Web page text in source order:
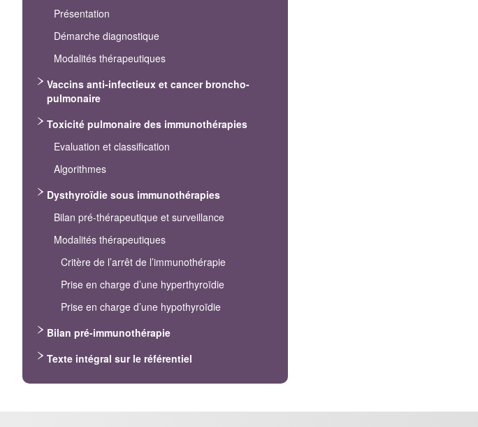
Présentation
Démarche diagnostique
Modalités thérapeutiques
Vaccins anti-infectieux et cancer broncho-
pulmonaire
Toxicité pulmonaire des immunothérapies
Evaluation et classification
Algorithmes
Dysthyroïdie sous immunothérapies
Bilan pré-thérapeutique et surveillance
Modalités thérapeutiques
Critère de l’arrêt de l’immunothérapie
Prise en charge d’une hyperthyroïdie
Prise en charge d’une hypothyroïdie
Bilan pré-immunothérapie
Texte intégral sur le référentiel